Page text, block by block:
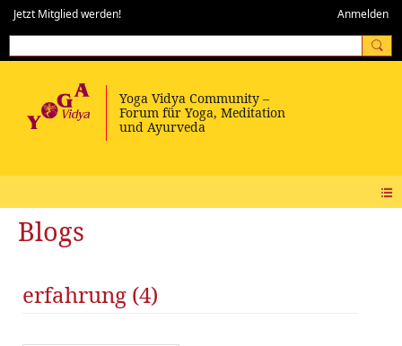
Jetzt Mitglied werden! Anmelden
Blogs
erfahrung (4)